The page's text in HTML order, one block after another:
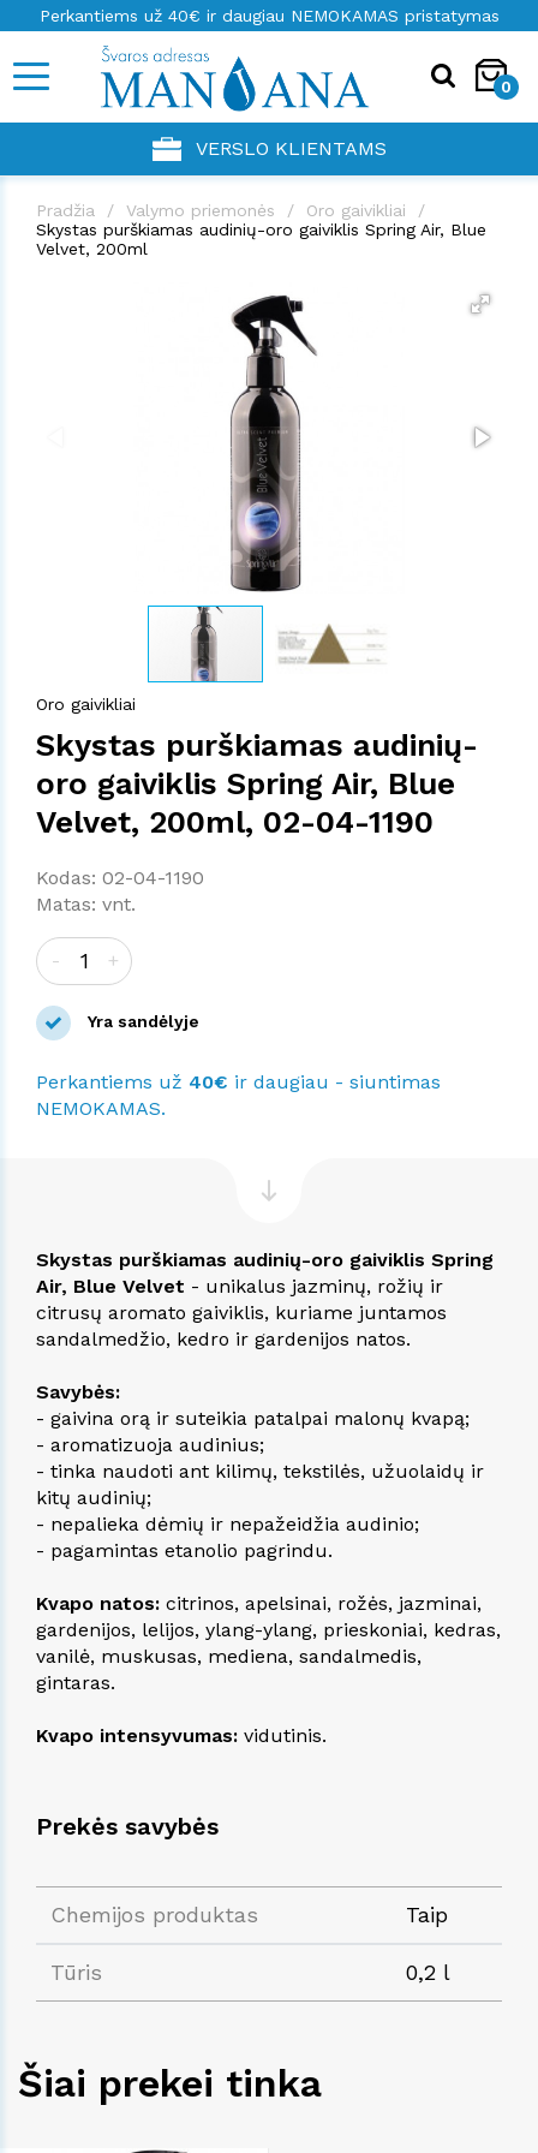
Perkantiems už 40€ ir daugiau NEMOKAMAS pristatymas
0
VERSLO KLIENTAMS
Pradžia Valymo priemonės
Oro gaivikliai
Skystas purškiamas audinių-oro gaiviklis Spring Air, Blue
Velvet, 200ml
Oro gaivikliai
Skystas purškiamas audinių-
oro gaiviklis Spring Air, Blue
Velvet, 200ml, 02-04-1190
Kodas: 02-04-1190
Matas: vnt.
- +
Yra sandėlyje
Perkantiems už 40€ ir daugiau - siuntimas
NEMOKAMAS.
Prekės savybės
Chemijos produktas Taip
Tūris 0,2 l
Skystas purškiamas audinių-oro gaiviklis Spring
Air, Blue Velvet - unikalus jazminų, rožių ir
citrusų aromato gaiviklis, kuriame juntamos
sandalmedžio, kedro ir gardenijos natos.
Savybės:
- gaivina orą ir suteikia patalpai malonų kvapą;
- aromatizuoja audinius;
- tinka naudoti ant kilimų, tekstilės, užuolaidų ir
kitų audinių;
- nepalieka dėmių ir nepažeidžia audinio;
- pagamintas etanolio pagrindu.
Kvapo natos: citrinos, apelsinai, rožės, jazminai,
gardenijos, lelijos, ylang-ylang, prieskoniai, kedras,
vanilė, muskusas, mediena, sandalmedis,
gintaras.
Kvapo intensyvumas: vidutinis.
Šiai prekei tinka